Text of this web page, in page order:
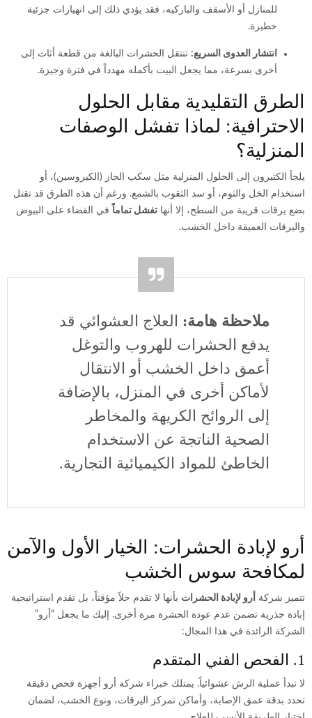
للمنازل أو الأسقف والباركيه، فقد يؤدي ذلك إلى انهيارات جزئية
خطيرة.
انتشار العدوى السريع: تنتقل الحشرات البالغة من قطعة أثاث إلى
أخرى بسرعة، مما يجعل البيت بأكمله مهدداً في فترة وجيزة.
الطرق التقليدية مقابل الحلول
الاحترافية: لماذا تفشل الوصفات
المنزلية؟
يلجأ الكثيرون إلى الحلول المنزلية مثل سكب الجاز (الكيروسين)، أو
استخدام الخل والثوم، أو سد الثقوب بالشمع. ورغم أن هذه الطرق قد تقتل
بضع يرقات قريبة من السطح، إلا أنها تفشل تماماً في القضاء على البيوض
واليرقات العميقة داخل الخشب.
ملاحظة هامة: العلاج العشوائي قد
يدفع الحشرات للهروب والتوغل
أعمق داخل الخشب أو الانتقال
لأماكن أخرى في المنزل، بالإضافة
إلى الروائح الكريهة والمخاطر
الصحية الناتجة عن الاستخدام
الخاطئ للمواد الكيميائية التجارية.
أرو لإبادة الحشرات: الخيار الأول والآمن
لمكافحة سوس الخشب
تتميز شركة أرو لإبادة الحشرات بأنها لا تقدم حلاً مؤقتاً، بل تقدم استراتيجية
إبادة جذرية تضمن عدم عودة الحشرة مرة أخرى. إليك ما يجعل “أرو”
الشركة الرائدة في هذا المجال:
1. الفحص الفني المتقدم
لا تبدأ عملية الرش عشوائياً. يمتلك خبراء شركة أرو أجهزة فحص دقيقة
تحدد بدقة عمق الإصابة، وأماكن تمركز اليرقات، ونوع الخشب، لضمان